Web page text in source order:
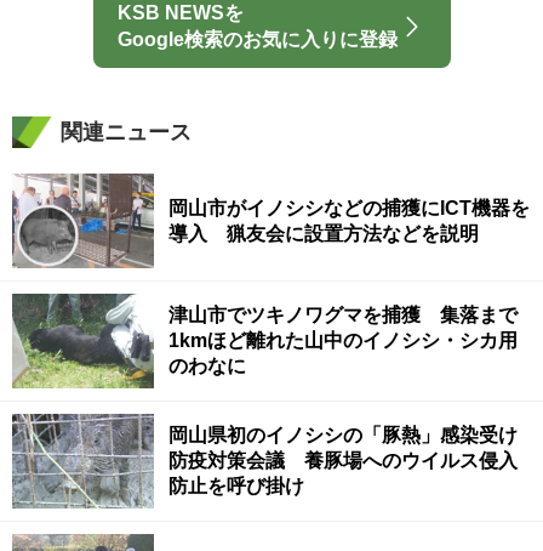
KSB NEWSを
Google検索のお気に入りに登録
関連ニュース
岡山市がイノシシなどの捕獲にICT機器を
導入 猟友会に設置方法などを説明
津山市でツキノワグマを捕獲 集落まで
1kmほど離れた山中のイノシシ・シカ用
のわなに
岡山県初のイノシシの「豚熱」感染受け
防疫対策会議 養豚場へのウイルス侵入
防止を呼び掛け